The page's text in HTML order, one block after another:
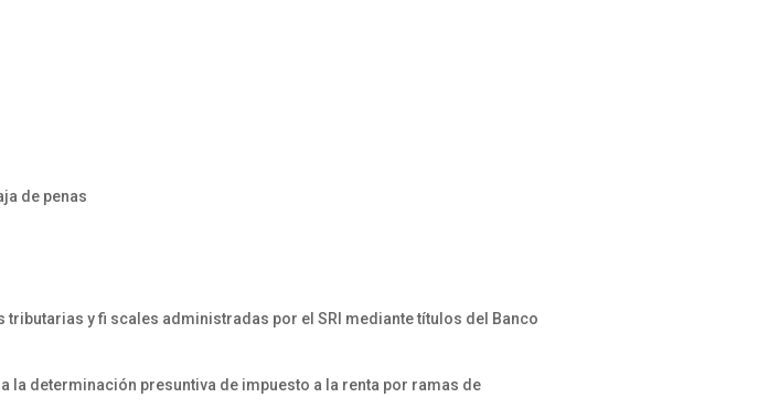
de penas
tributarias y fi scales administradas por el SRI mediante títulos del Banco
la determinación presuntiva de impuesto a la renta por ramas de